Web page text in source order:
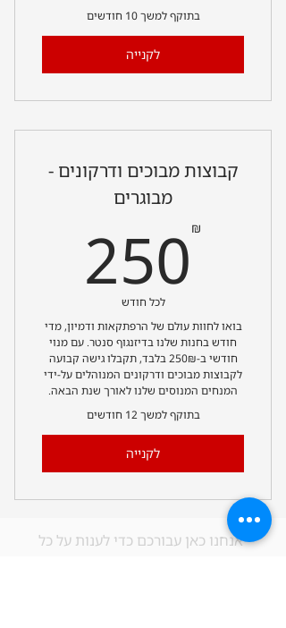
בתוקף למשך 10 חודשים
לקנייה
קבוצות מבוכים ודרקונים -
מבוגרים
₪
250
לכל חודש
בואו לחוות עולם של הרפתקאות ודמיון, מדי
חודש בחנות שלנו בדיזנגוף סנטר. עם מנוי
חודשי ב-250₪ בלבד, תקבלו גישה קבועה
לקבוצות מבוכים ודרקונים המנוהלים על-ידי
המנחים המנוסים שלנו לאורך שנת הבאה.
בתוקף למשך 12 חודשים
לקנייה
אנחנו כאן עבורכם כדי לענות על כל